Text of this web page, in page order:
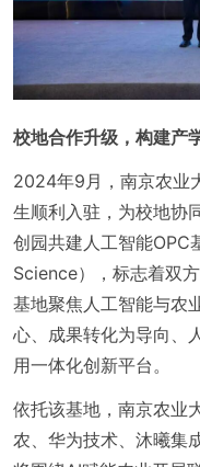
校地合作升级，构建产
2024年9月，南京农业
生顺利入驻，为校地协
创园共建人工智能
Science），标志着双
基地聚焦人工智能与农
心、成果转化为导向、
用一体化创新平台。
依托该基地，南京农业
农、华为技术、沐曦集